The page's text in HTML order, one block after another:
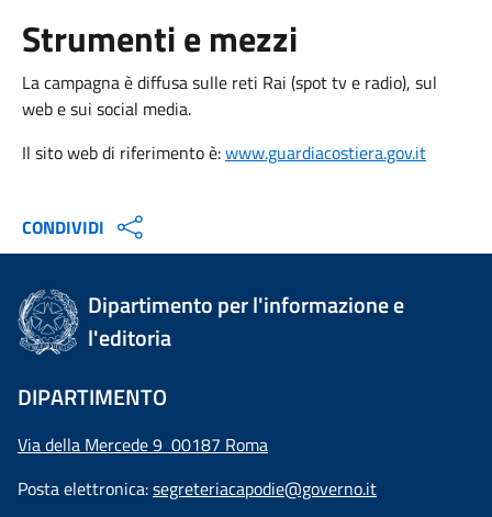
Strumenti e mezzi
La campagna è diffusa sulle reti Rai (spot tv e radio), sul
web e sui social media.
Il sito web di riferimento è:www.guardiacostiera.gov.it
CONDIVIDI
Dipartimento per l'informazione e
l'editoria
DIPARTIMENTO
Via della Mercede 9 00187 Roma
Posta elettronica:segreteriacapodie@governo.it